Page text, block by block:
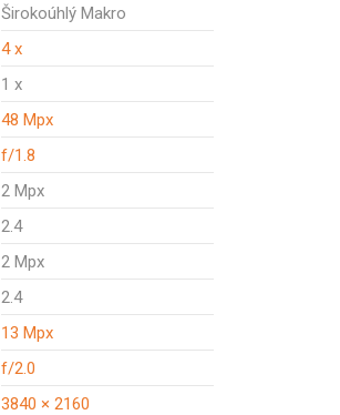
Širokoúhlý Makro
4 x
1 x
48 Mpx
f/1.8
2 Mpx
2.4
2 Mpx
2.4
13 Mpx
f/2.0
3840 × 2160